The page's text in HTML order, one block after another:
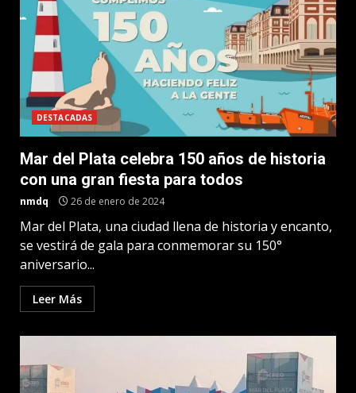
DESTACADAS
Mar del Plata celebra 150 años de historia
con una gran fiesta para todos
nmdq 26 de enero de 2024
Mar del Plata, una ciudad llena de historia y encanto,
se vestirá de gala para conmemorar su 150°
aniversario...
Leer Más